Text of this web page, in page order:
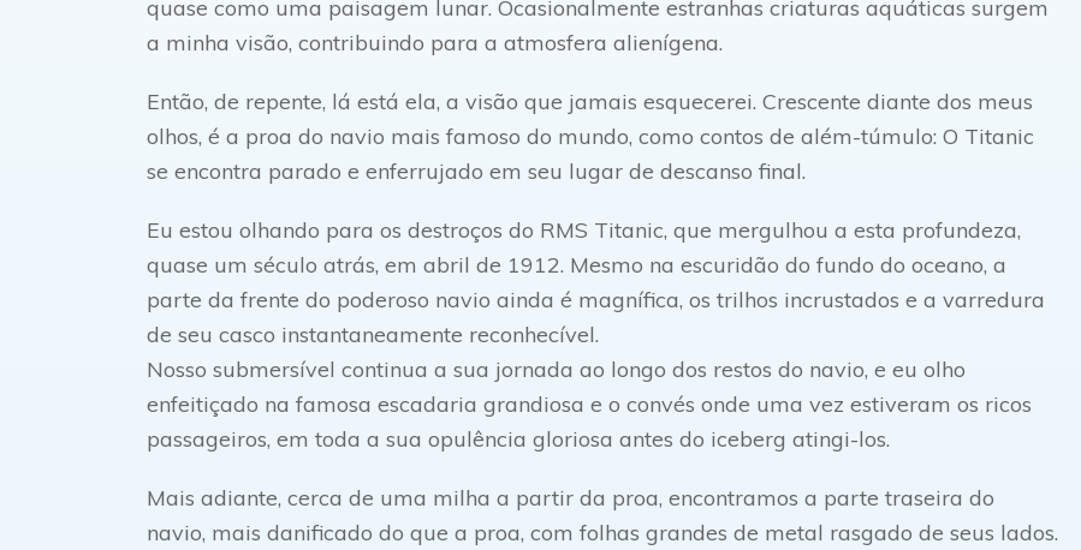
quase como uma paisagem lunar. Ocasionalmente estranhas criaturas aquáticas surgem
a minha visão, contribuindo para a atmosfera alienígena.
Então, de repente, lá está ela, a visão que jamais esquecerei. Crescente diante dos meus
olhos, é a proa do navio mais famoso do mundo, como contos de além-túmulo: O Titanic
se encontra parado e enferrujado em seu lugar de descanso final.
Eu estou olhando para os destroços do RMS Titanic, que mergulhou a esta profundeza,
quase um século atrás, em abril de 1912. Mesmo na escuridão do fundo do oceano, a
parte da frente do poderoso navio ainda é magnífica, os trilhos incrustados e a varredura
de seu casco instantaneamente reconhecível.
Nosso submersível continua a sua jornada ao longo dos restos do navio, e eu olho
enfeitiçado na famosa escadaria grandiosa e o convés onde uma vez estiveram os ricos
passageiros, em toda a sua opulência gloriosa antes do iceberg atingi-los.
Mais adiante, cerca de uma milha a partir da proa, encontramos a parte traseira do
navio, mais danificado do que a proa, com folhas grandes de metal rasgado de seus lados.